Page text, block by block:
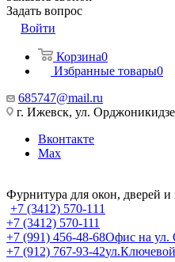
Задать вопрос
Войти
Корзина0
Избранные товары0
685747@mail.ru
г. Ижевск, ул.
Вконтакте
Max
Фурнитура для окон, дверей и
+7 (3412) 570-111
+7 (3412) 570-111
+7 (991) 456-48-68Офис на ул.
+7 (912) 767-93-42